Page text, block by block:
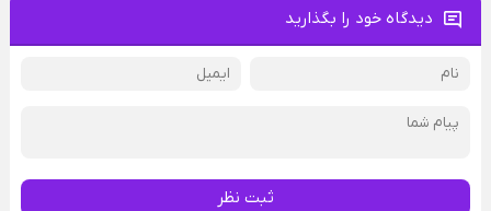
دیدگاه خود را بگذارید
ثبت نظر